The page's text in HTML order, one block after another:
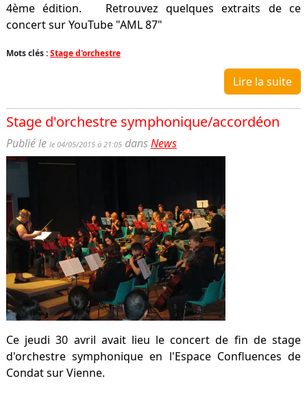
4ème édition. Retrouvez quelques extraits de ce
concert sur YouTube "AML 87"
Mots clés :Stage d'orchestre
Lire la suite
Stage d'orchestre symphonique/accordéon
Publié le le 04/05/2015 à 21:05dansNews
Ce jeudi 30 avril avait lieu le concert de fin de stage
d'orchestre symphonique en l'Espace Confluences de
Condat sur Vienne.